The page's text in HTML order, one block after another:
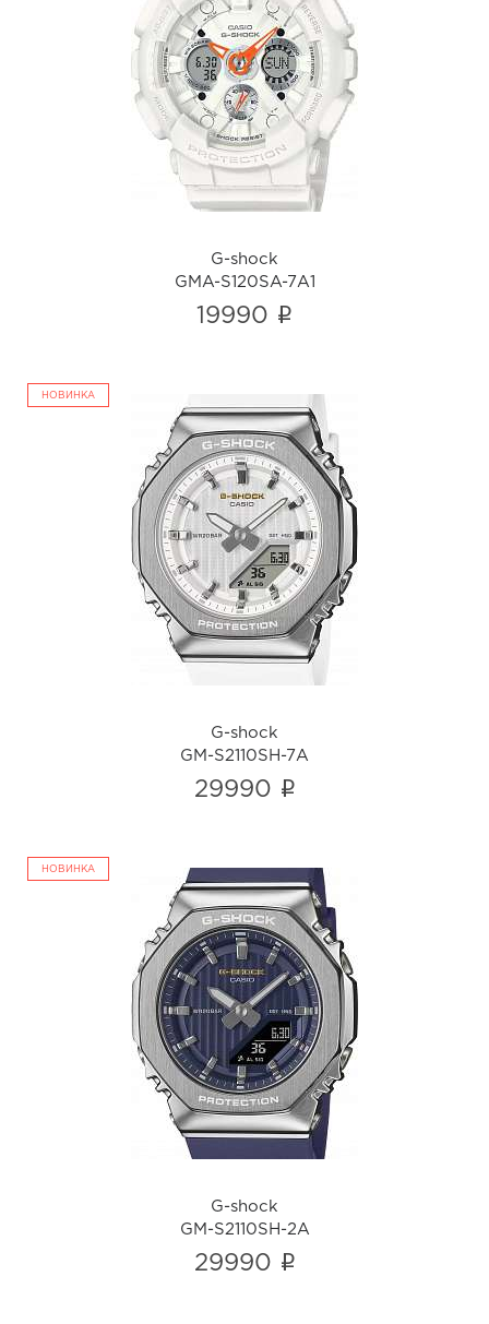
G-shock
GMA-S120SA-7A1
i
G-shock
GMA-S120SA-7A1
19990 i
НОВИНКА
G-shock
GM-S2110SH-7A
i
G-shock
GM-S2110SH-7A
29990 i
НОВИНКА
G-shock
GM-S2110SH-2A
i
G-shock
GM-S2110SH-2A
29990 i